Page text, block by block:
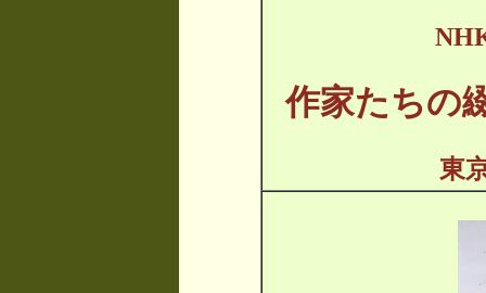
作家たちの
東